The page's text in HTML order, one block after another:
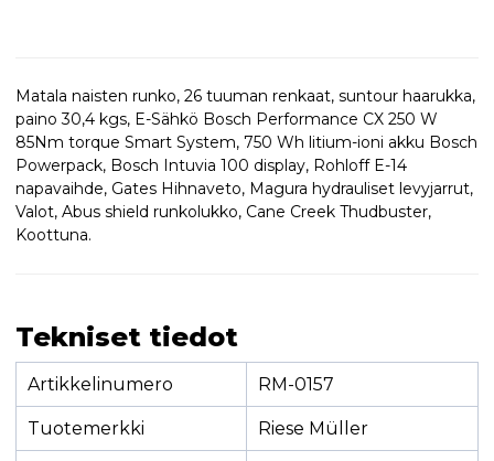
Matala naisten runko, 26 tuuman renkaat, suntour haarukka,
paino 30,4 kgs, E-Sähkö Bosch Performance CX 250 W
85Nm torque Smart System, 750 Wh litium-ioni akku Bosch
Powerpack, Bosch Intuvia 100 display, Rohloff E-14
napavaihde, Gates Hihnaveto, Magura hydrauliset levyjarrut,
Valot, Abus shield runkolukko, Cane Creek Thudbuster,
Koottuna.
Tekniset tiedot
Artikkelinumero RM-0157
Tuotemerkki Riese Müller